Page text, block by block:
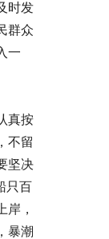
时发
群众
一
真按
不留
坚决
只百
岸，
暴潮